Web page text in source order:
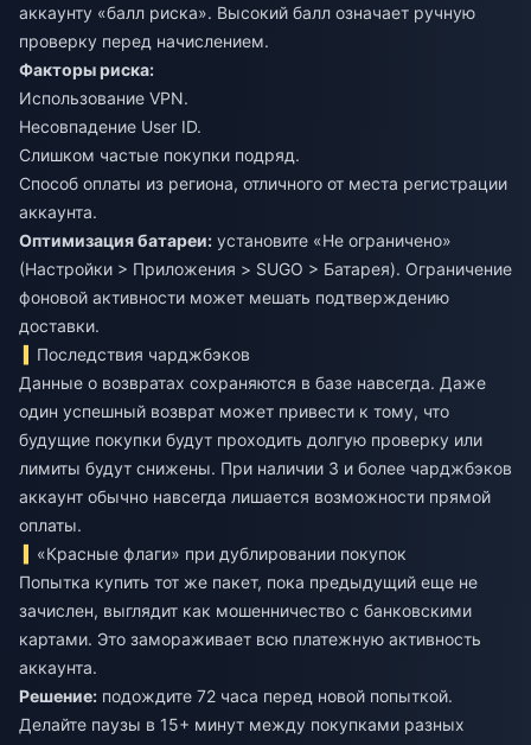
аккаунту «балл риска». Высокий балл означает ручную
проверку перед начислением.
Факторы риска:
Использование VPN.
Несовпадение User ID.
Слишком частые покупки подряд.
Способ оплаты из региона, отличного от места регистрации
аккаунта.
Оптимизация батареи: установите «Не ограничено»
(Настройки > Приложения > SUGO > Батарея). Ограничение
фоновой активности может мешать подтверждению
доставки.
Последствия чарджбэков
Данные о возвратах сохраняются в базе навсегда. Даже
один успешный возврат может привести к тому, что
будущие покупки будут проходить долгую проверку или
лимиты будут снижены. При наличии 3 и более чарджбэков
аккаунт обычно навсегда лишается возможности прямой
оплаты.
«Красные флаги» при дублировании покупок
Попытка купить тот же пакет, пока предыдущий еще не
зачислен, выглядит как мошенничество с банковскими
картами. Это замораживает всю платежную активность
аккаунта.
Решение: подождите 72 часа перед новой попыткой.
Делайте паузы в 15+ минут между покупками разных